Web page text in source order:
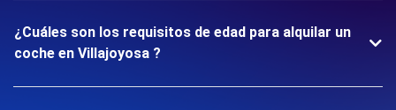
¿Cuáles son los requisitos de edad para alquilar un
coche en Villajoyosa ?